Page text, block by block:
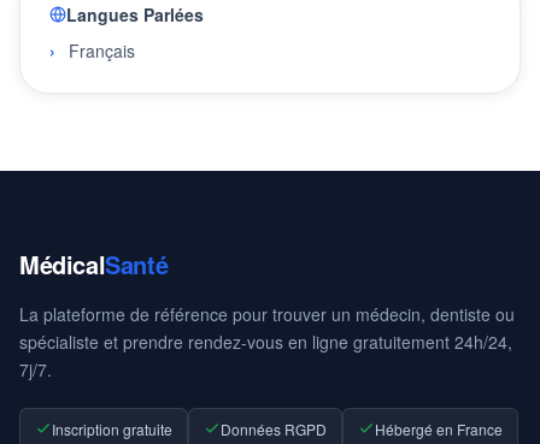
Langues Parlées
Français
MédicalSanté
La plateforme de référence pour trouver un médecin, dentiste ou
spécialiste et prendre rendez-vous en ligne gratuitement 24h/24,
7j/7.
Inscription gratuite Données RGPD Hébergé en France